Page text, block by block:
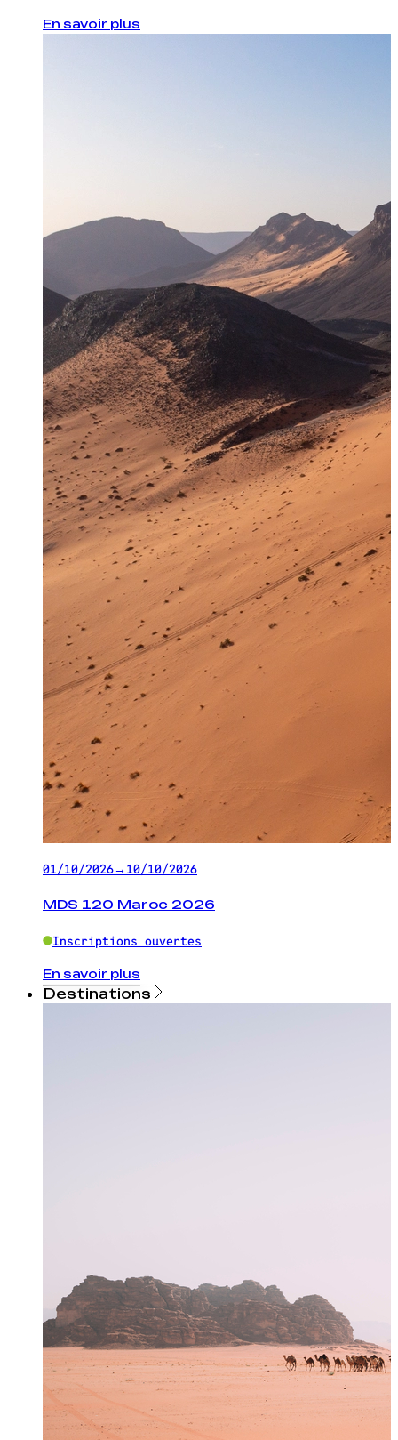
En savoir plus
01/10/2026→ 10/10/2026
MDS 120 Maroc 2026
Inscriptions ouvertes
En savoir plus
Destinations